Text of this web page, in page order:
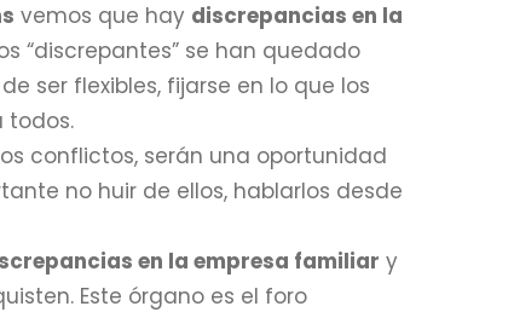
vemos que hay discrepancias en la
“discrepantes” se han quedado
ser flexibles, fijarse en lo que los
todos.
conflictos, serán una oportunidad
no huir de ellos, hablarlos desde
en la empresa familiar y
Este órgano es el foro